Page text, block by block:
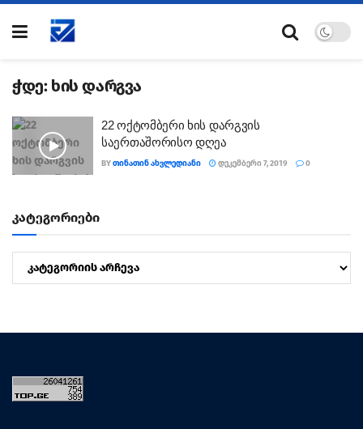
ჭდე: ხის დარგვა
22 ოქტომბერი ხის დარგვის
საერთაშორისო დღეა
BYᲗᲘᲜᲐᲗᲘᲜ ᲐᲮᲕᲚᲔᲓᲘᲐᲜᲘ ᲓᲔᲙᲔᲛᲑᲔᲠᲘ 7, 2019 0
კატეგორიები
კატეგორიები